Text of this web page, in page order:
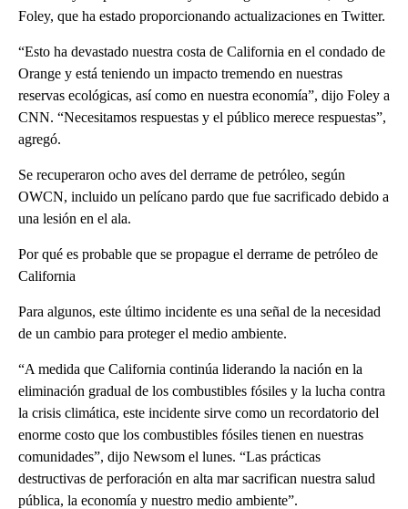
Foley, que ha estado proporcionando actualizaciones en Twitter.
“Esto ha devastado nuestra costa de California en el condado de
Orange y está teniendo un impacto tremendo en nuestras
reservas ecológicas, así como en nuestra economía”, dijo Foley a
CNN. “Necesitamos respuestas y el público merece respuestas”,
agregó.
Se recuperaron ocho aves del derrame de petróleo, según
OWCN, incluido un pelícano pardo que fue sacrificado debido a
una lesión en el ala.
Por qué es probable que se propague el derrame de petróleo de
California
Para algunos, este último incidente es una señal de la necesidad
de un cambio para proteger el medio ambiente.
“A medida que California continúa liderando la nación en la
eliminación gradual de los combustibles fósiles y la lucha contra
la crisis climática, este incidente sirve como un recordatorio del
enorme costo que los combustibles fósiles tienen en nuestras
comunidades”, dijo Newsom el lunes. “Las prácticas
destructivas de perforación en alta mar sacrifican nuestra salud
pública, la economía y nuestro medio ambiente”.